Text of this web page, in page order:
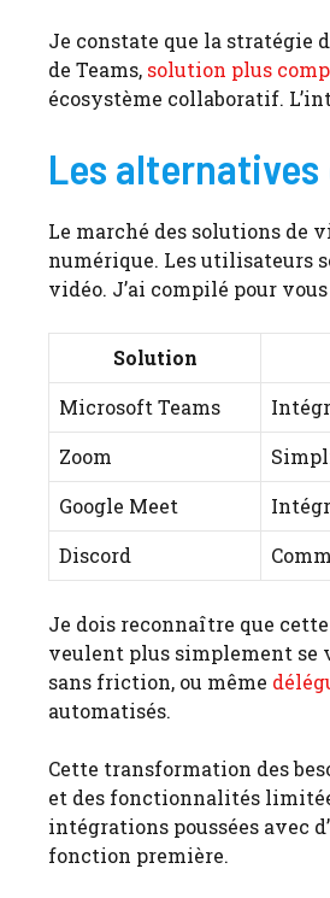
Je constate que la stratégie
de Teams, solution plus
écosystème collaboratif.
Les
Le marché des solutions de
numérique. Les utilisateurs
vidéo. J’ai compilé pour
Solution
Microsoft Teams
Zoom
Google Meet
Discord
Je dois reconnaître que
veulent plus simplement se
sans friction, ou même
automatisés.
Cette transformation des
et des fonctionnalités
intégrations poussées avec
fonction première.